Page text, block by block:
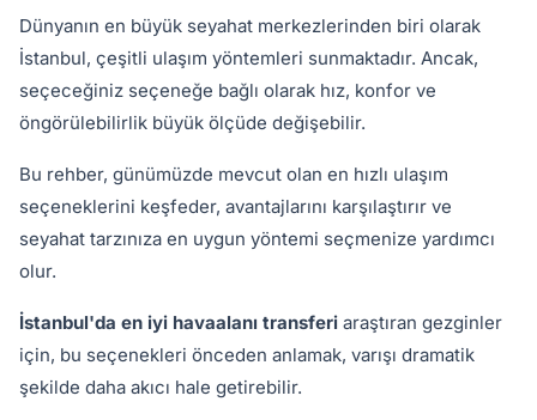
Dünyanın en büyük seyahat merkezlerinden biri olarak
İstanbul, çeşitli ulaşım yöntemleri sunmaktadır. Ancak,
seçeceğiniz seçeneğe bağlı olarak hız, konfor ve
öngörülebilirlik büyük ölçüde değişebilir.
Bu rehber, günümüzde mevcut olan en hızlı ulaşım
seçeneklerini keşfeder, avantajlarını karşılaştırır ve
seyahat tarzınıza en uygun yöntemi seçmenize yardımcı
olur.
İstanbul'da en iyi havaalanı transferi araştıran gezginler
için, bu seçenekleri önceden anlamak, varışı dramatik
şekilde daha akıcı hale getirebilir.